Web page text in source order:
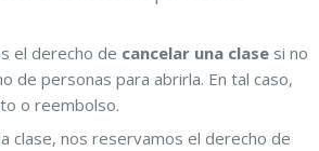
el derecho de cancelar una clase si no
de personas para abrirla. En tal caso,
o reembolso.
clase, nos reservamos el derecho de